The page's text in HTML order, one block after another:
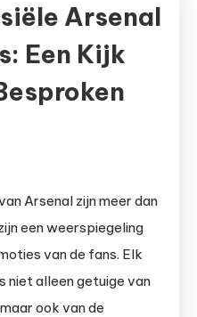
Arsenal
Een Kijk
Arsenal zijn meer dan
een weerspiegeling
van de fans. Elk
niet alleen getuige van
ook van de